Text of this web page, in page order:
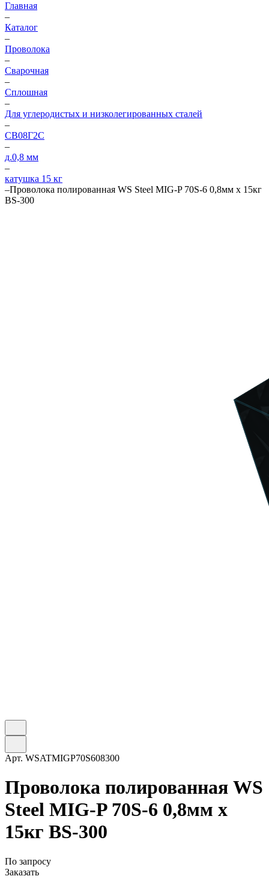
Главная
–
Каталог
–
Проволока
–
Сварочная
–
Сплошная
–
Для углеродистых и низколегированных сталей
–
СВ08Г2С
–
д.0,8 мм
–
катушка 15 кг
–Проволока полированная WS Steel MIG-P 70S-6 0,8мм х 15кг
BS-300
Арт. WSATMIGP70S608300
Проволока полированная WS
Steel MIG-P 70S-6 0,8мм х
15кг BS-300
По запросу
Заказать